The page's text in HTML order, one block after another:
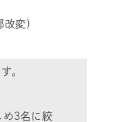
変）
。
め3名に絞